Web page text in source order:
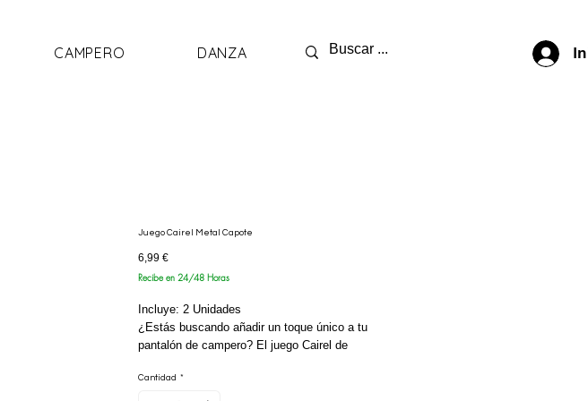
CAMPERO DANZA
Juego Cairel Metal Capote
6,99 €Precio
Recibe en 24/48 Horas
Incluye: 2 Unidades
¿Estás buscando añadir un toque único a tu
pantalón de campero? El juego Cairel de
unidades de juego de cairel está fabricado en
Cantidad *